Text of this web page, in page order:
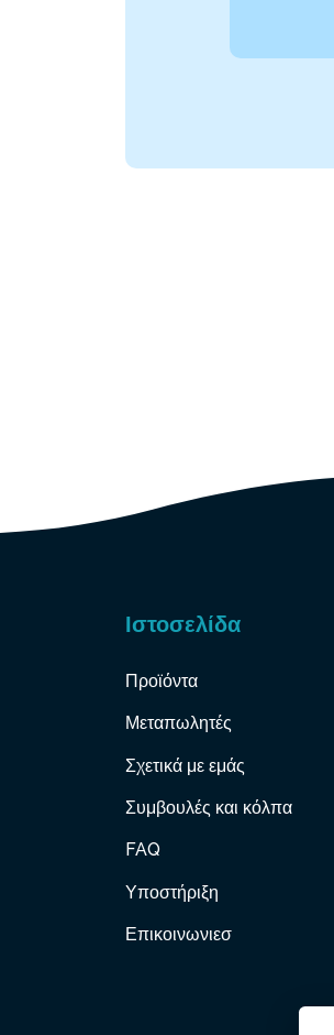
Ιστοσελίδα
Προϊόντα
Μεταπωλητές
Σχετικά με εμάς
Συμβουλές και κόλπα
FAQ
Υποστήριξη
Επικοινωνιεσ